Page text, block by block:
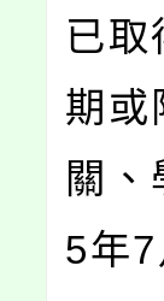
已取
期或
關
5年